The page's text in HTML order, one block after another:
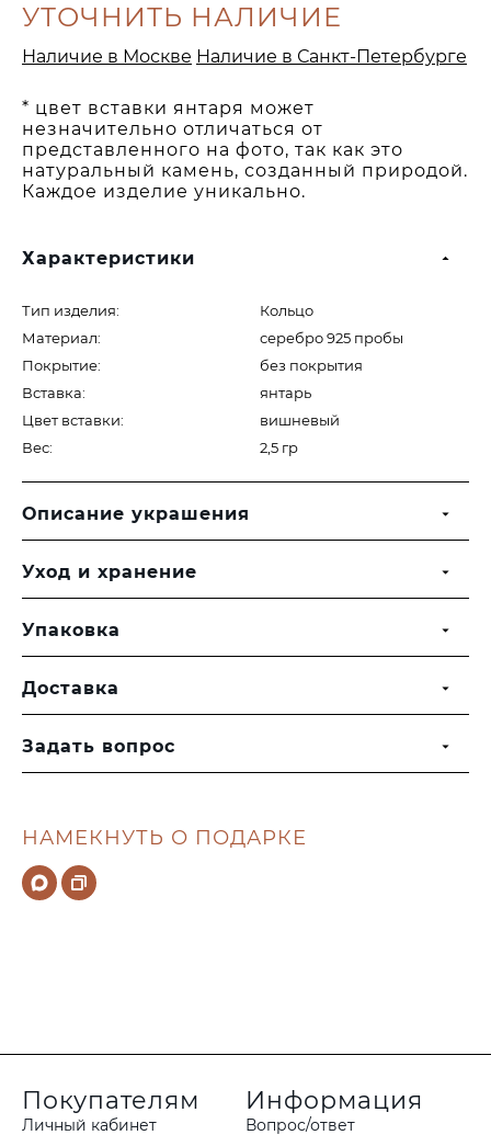
НАМЕКНУТЬ О ПОДАРКЕ
* цвет вставки янтаря может
незначительно отличаться от
представленного на фото, так как это
натуральный камень, созданный природой.
Каждое изделие уникально.
Характеристики
Тип изделия:
Кольцо
Материал:
серебро 925 пробы
Покрытие:
без покрытия
Вставка:
янтарь
Цвет вставки:
вишневый
Вес:
2,5 гр
Описание украшения
Уход и хранение
Упаковка
Доставка
Задать вопрос
УТОЧНИТЬ НАЛИЧИЕ
Наличие в Москве Наличие в Санкт-Петербурге
Покупателям
Личный кабинет
Информация
Вопрос/ответ